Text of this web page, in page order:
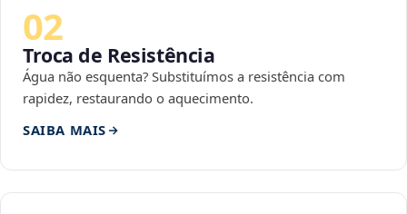
02
Troca de Resistência
Água não esquenta? Substituímos a resistência com
rapidez, restaurando o aquecimento.
SAIBA MAIS